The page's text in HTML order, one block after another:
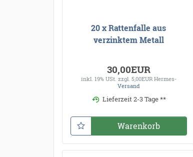
20 x Rattenfalle aus
verzinktem Metall
30,00EUR
inkl. 19% USt. zzgl. 5,00EUR Hermes-
Versand
Lieferzeit 2-3 Tage **
Warenkorb